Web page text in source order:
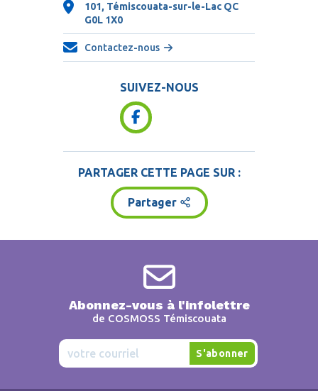
101, Témiscouata-sur-le-Lac QC
G0L 1X0
Contactez-nous
SUIVEZ-NOUS
PARTAGER CETTE PAGE SUR :
Partager
Abonnez-vous à l'infolettre
de COSMOSS Témiscouata